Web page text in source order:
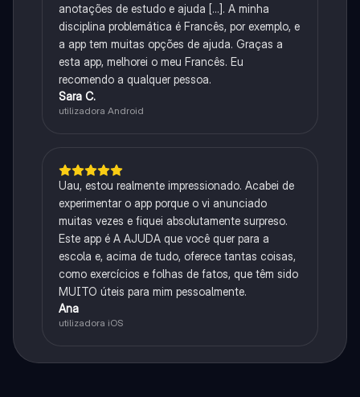
anotações de estudo e ajuda [...]. A minha
disciplina problemática é Francês, por exemplo, e
a app tem muitas opções de ajuda. Graças a
esta app, melhorei o meu Francês. Eu
recomendo a qualquer pessoa.
Sara C.
utilizadora Android
Uau, estou realmente impressionado. Acabei de
experimentar o app porque o vi anunciado
muitas vezes e fiquei absolutamente surpreso.
Este app é A AJUDA que você quer para a
escola e, acima de tudo, oferece tantas coisas,
como exercícios e folhas de fatos, que têm sido
MUITO úteis para mim pessoalmente.
Ana
utilizadora iOS